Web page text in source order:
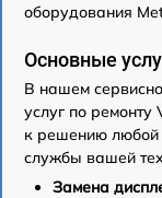
оборудования
Основные
В нашем
услуг по
к решению любой
службы вашей
Замена